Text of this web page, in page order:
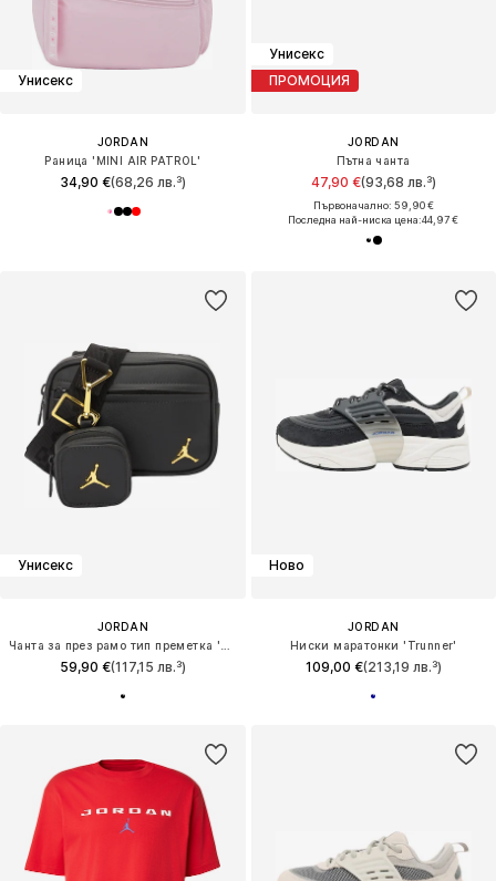
Унисекс
JORDAN
Раница 'MINI AIR PATROL'
34,90 €(68,26 лв.³)
Унисекс
ПРОМОЦИЯ
JORDAN
Пътна чанта
47,90 €(93,68 лв.³)
Първоначално: 59,90 €
Последна най-ниска цена:44,97 €
Унисекс
JORDAN
59,90 €(117,15 лв.³)
Ново
JORDAN
Ниски маратонки 'Trunner'
109,00 €(213,19 лв.³)